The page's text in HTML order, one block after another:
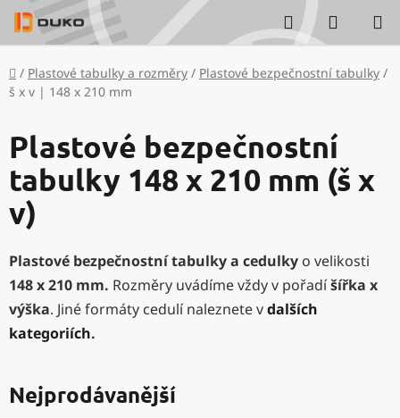
Přejít
na
obsah
Hledat
KOŠÍK
Domů
/ Plastové tabulky a rozměry / Plastové bezpečnostní tabulky /
š x v | 148 x 210 mm
Plastové bezpečnostní
tabulky 148 x 210 mm (š x
v)
Plastové bezpečnostní tabulky a cedulky o velikosti
148 x 210 mm. Rozměry uvádíme vždy v pořadíšířka x
výška. Jiné formáty cedulí naleznete vdalších
kategoriích.
Nejprodávanější